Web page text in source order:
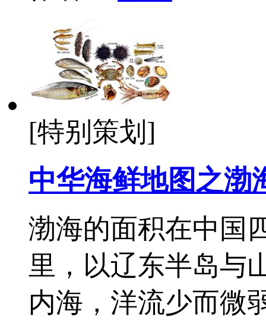
[特别策划]
中华海鲜地图之渤
渤海的面积在中国
里，以辽东半岛与
内海，洋流少而微